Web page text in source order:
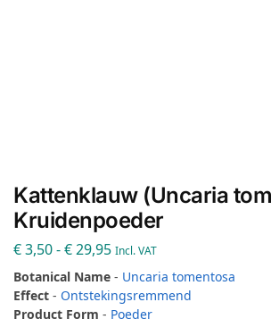
Kattenklauw (Uncaria
Kruidenpoeder
€3,50-€29,95 Incl. VAT
Botanical Name - Uncaria tomentosa
Effect - Ontstekingsremmend
Product Form - Poeder